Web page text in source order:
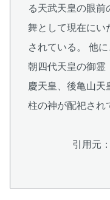
る天武天皇の眼前
舞として現在にい
されている。 他
朝四代天皇の御霊
慶天皇、後亀山天
柱の神が配祀され
引用元：